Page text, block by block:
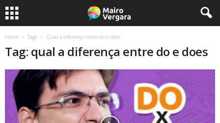
Home Tags Qual a diferença entre do e does
Tag: qual a diferença entre do e does